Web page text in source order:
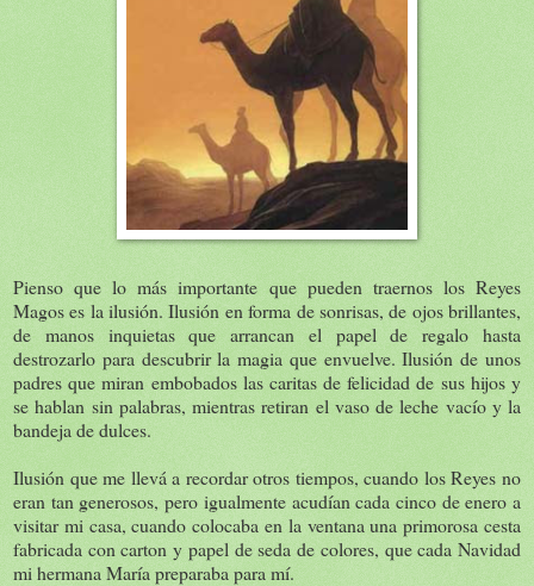
Pienso que lo más importante que pueden traernos los Reyes
Magos es la ilusión. Ilusión en forma de sonrisas, de ojos brillantes,
de manos inquietas que arrancan el papel de regalo hasta
destrozarlo para descubrir la magia que envuelve. Ilusión de unos
padres que miran embobados las caritas de felicidad de sus hijos y
se hablan sin palabras, mientras retiran el vaso de leche vacío y la
bandeja de dulces.
Ilusión que me llevá a recordar otros tiempos, cuando los Reyes no
eran tan generosos, pero igualmente acudían cada cinco de enero a
visitar mi casa, cuando colocaba en la ventana una primorosa cesta
fabricada con carton y papel de seda de colores, que cada Navidad
mi hermana María preparaba para mí.